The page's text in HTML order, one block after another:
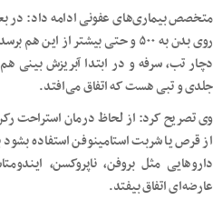
متخصص بیماری‌های عفونی ادامه داد: در
روی بدن به ۵۰۰ و حتی بیشتر از
دچار تب، سرفه و در ابتدا آبریزش بینی
جلدی و تبی هست که اتفاق می‌افتد.
وی تصریح کرد: از لحاظ درمان استراحت
از قرص یا شربت استامینوفن استفاده
داروهایی مثل بروفن، ناپروکسن،
عارضه‌ای اتفاق بیفتد.